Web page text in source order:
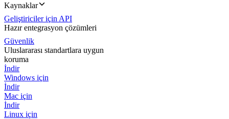
Kaynaklar
Geliştiriciler için API
Hazır entegrasyon çözümleri
Güvenlik
Uluslararası standartlara uygun
koruma
İndir
Windows için
İndir
Mac için
İndir
Linux için